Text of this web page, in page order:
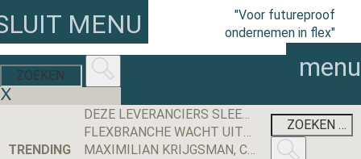
"Voor futureproof
ondernemen in flex"
MENU
menu
TRENDING
DEZE LEVERANCIERS SLEEPTEN DE MEESTE AANBESTEDINGEN BINNEN IN 2025
FLEXBRANCHE WACHT UITDAGENDE TWEEDE HELFT VAN 2026 NA WISSELVALLIG EERSTE HALF JAAR
MAXIMILIAN KRIJGSMAN, CEO RGF STAFFING NEDERLAND: ‘WE GROEIEN EINDELIJK WEER STEVIG, MAAR IK BEN NOG LANG NIET TEVREDEN’